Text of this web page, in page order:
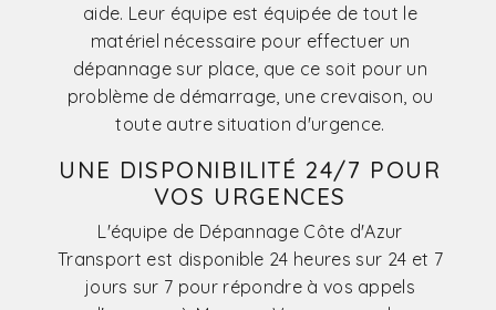
aide. Leur équipe est équipée de tout le
matériel nécessaire pour effectuer un
dépannage sur place, que ce soit pour un
problème de démarrage, une crevaison, ou
toute autre situation d'urgence.
UNE DISPONIBILITÉ 24/7 POUR
VOS URGENCES
L'équipe de Dépannage Côte d'Azur
Transport est disponible 24 heures sur 24 et 7
jours sur 7 pour répondre à vos appels